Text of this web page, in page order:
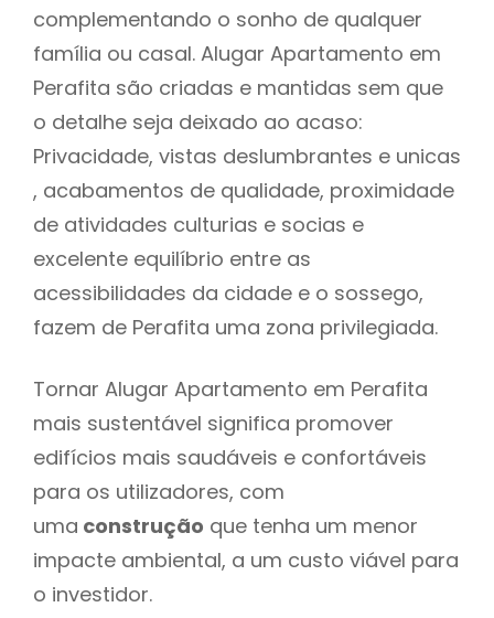
complementando o sonho de qualquer
família ou casal. Alugar Apartamento em
Perafita são criadas e mantidas sem que
o detalhe seja deixado ao acaso:
Privacidade, vistas deslumbrantes e unicas
, acabamentos de qualidade, proximidade
de atividades culturias e socias e
excelente equilíbrio entre as
acessibilidades da cidade e o sossego,
fazem de Perafita uma zona privilegiada.
Tornar Alugar Apartamento em Perafita
mais sustentável significa promover
edifícios mais saudáveis e confortáveis
para os utilizadores, com
uma construção que tenha um menor
impacte ambiental, a um custo viável para
o investidor.